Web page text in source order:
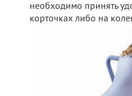
необходимо принять
корточках либо на